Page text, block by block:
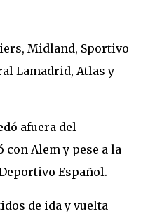
Midland, Sportivo
Lamadrid, Atlas y
afuera del
con Alem y pese a la
Español.
de ida y vuelta